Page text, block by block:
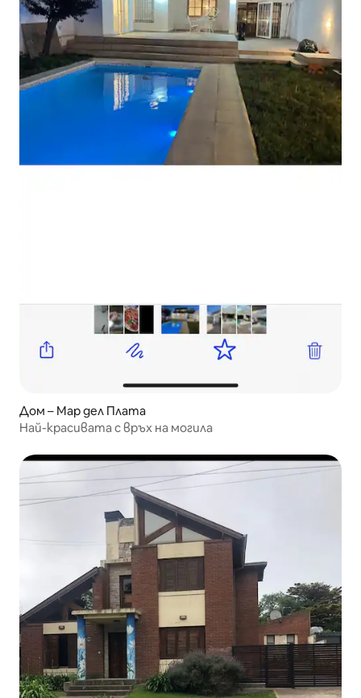
Дом – Мар дел Плата
Най-красивата с връх на могила